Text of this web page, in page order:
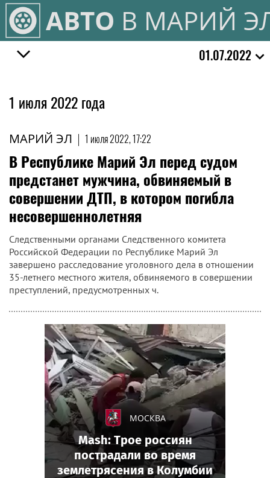
АВТО В МАРИЙ
01.07.2022
1 июля 2022 года
МАРИЙ ЭЛ | 1 июля 2022, 17:22
В Республике Марий Эл перед судом
предстанет мужчина, обвиняемый в
совершении ДТП, в котором погибла
несовершеннолетняя
Следственными органами Следственного комитета
Российской Федерации по Республике Марий Эл
завершено расследование уголовного дела в отношении
35-летнего местного жителя, обвиняемого в совершении
преступлений, предусмотренных ч.
МОСКВА
Mash: Трое россиян
пострадали во время
землетрясения в Колумбии